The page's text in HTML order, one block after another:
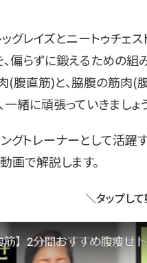
グレイズとニートゥチェ
、偏らずに鍛えるための
(腹直筋)と、脇腹の筋肉(
緒に頑張っていきましょう
グトレーナーとして活躍
画で解説します。
＼タップし